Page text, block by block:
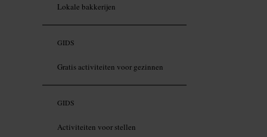
Lokale bakkerijen
GIDS
Gratis activiteiten voor gezinnen
GIDS
Activiteiten voor stellen